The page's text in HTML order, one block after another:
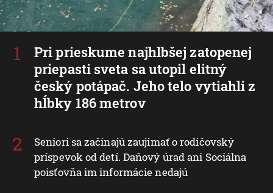
Pri prieskume najhlbšej zatopenej
priepasti sveta sa utopil elitný
český potápač. Jeho telo vytiahli z
hĺbky 186 metrov
Seniori sa začínajú zaujímať o rodičovský
príspevok od detí. Daňový úrad ani Sociálna
poisťovňa im informácie nedajú